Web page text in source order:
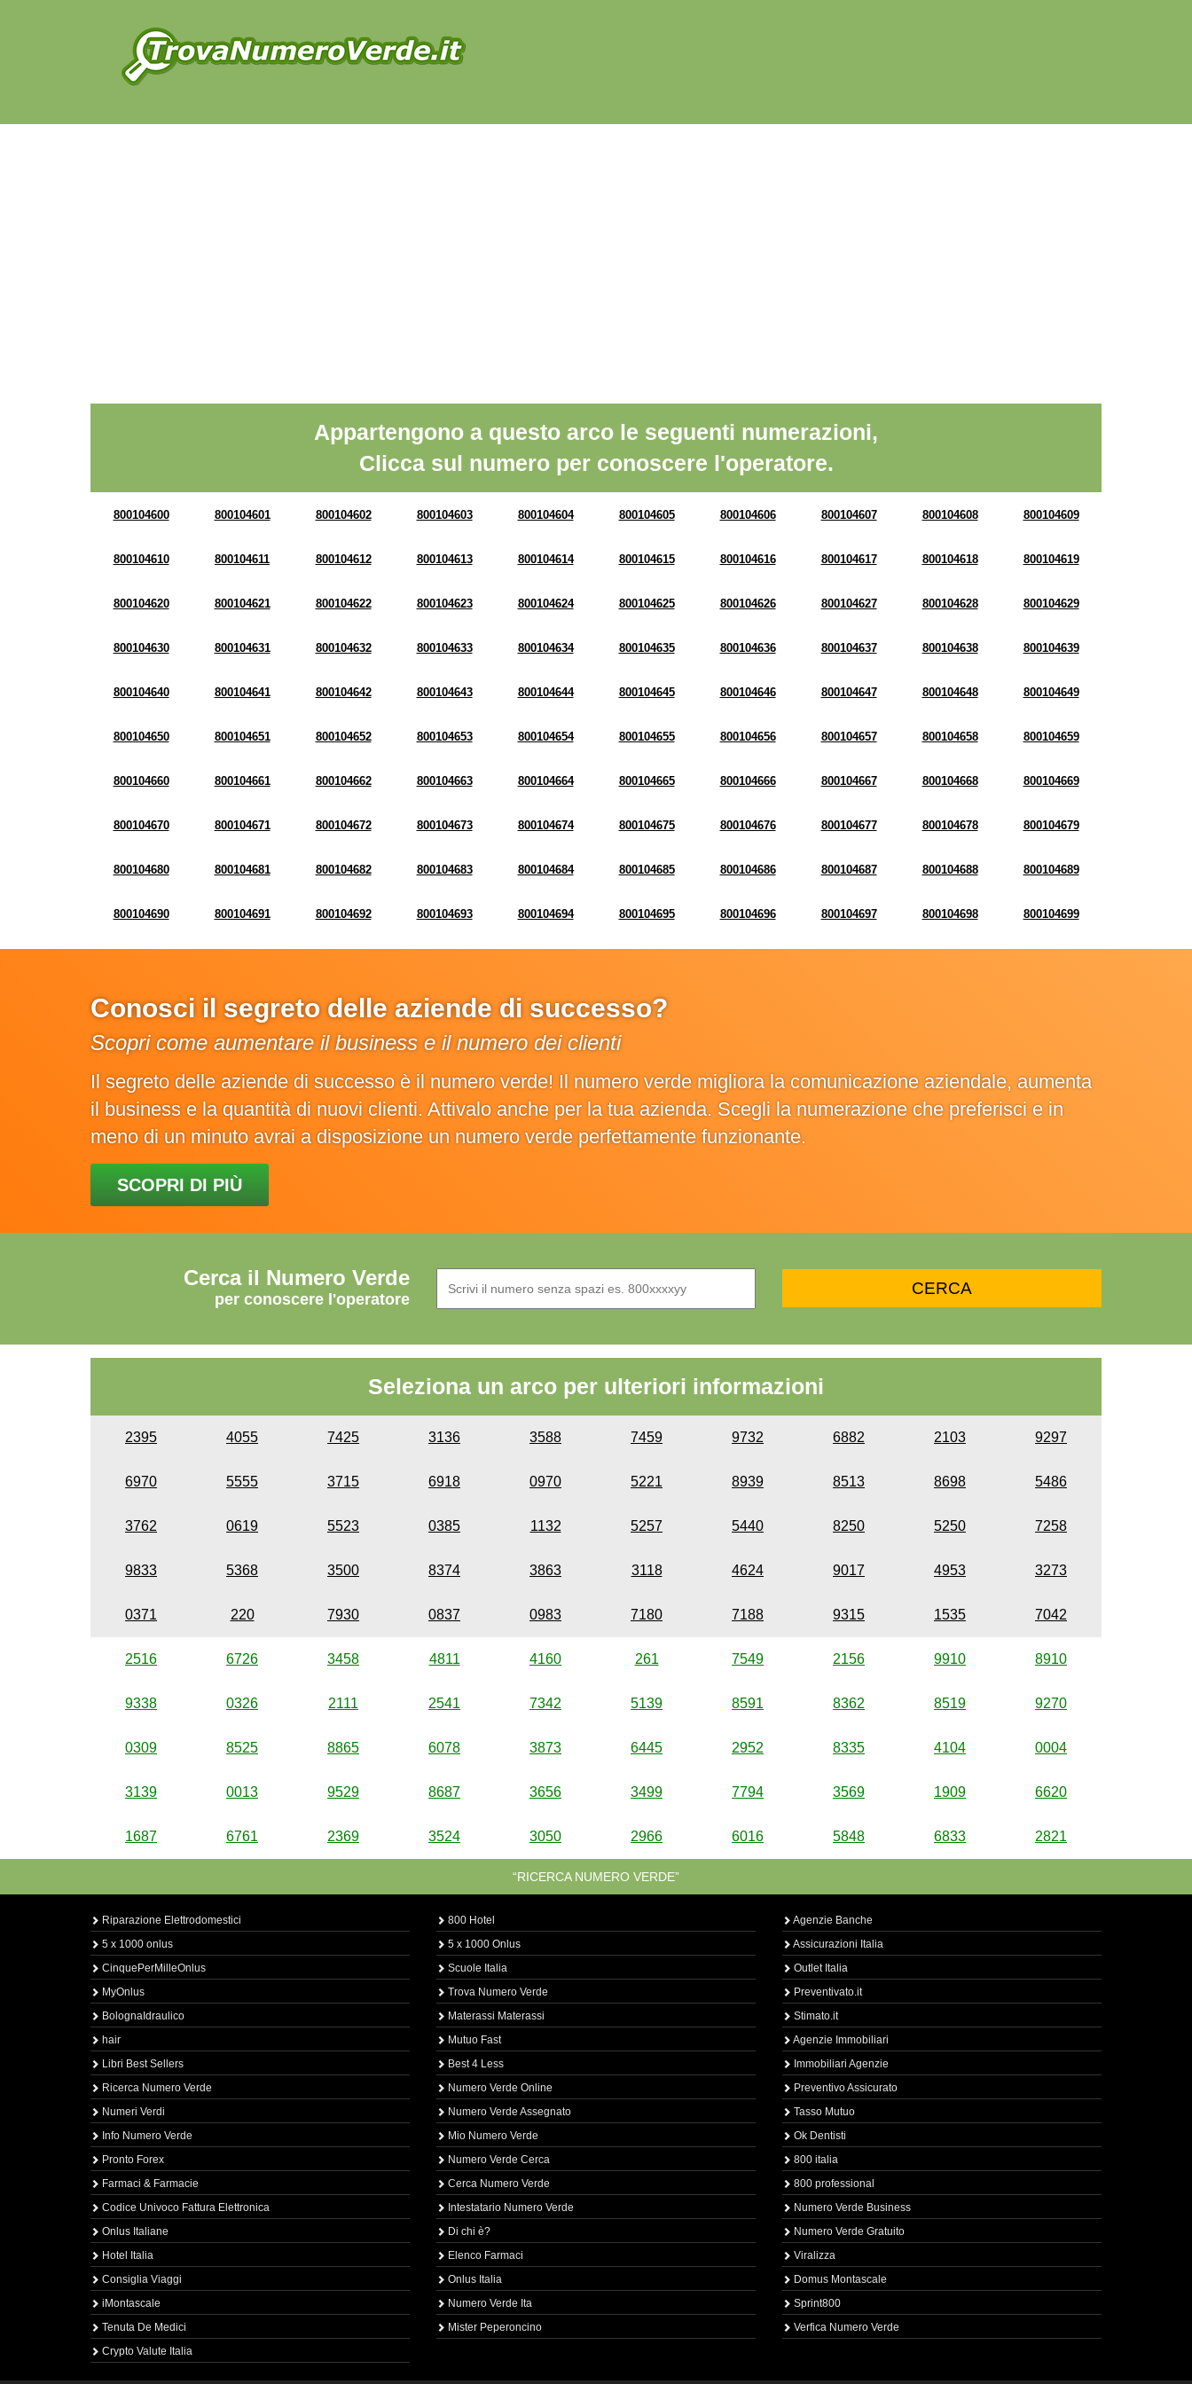
Appartengono a questo arco le seguenti numerazioni,
Clicca sul numero per conoscere l'operatore.
800104600 800104601 800104602 800104603 800104604 800104605 800104606 800104607 800104608 800104609
800104610 800104611 800104612 800104613 800104614 800104615 800104616 800104617 800104618 800104619
800104620 800104621 800104622 800104623 800104624 800104625 800104626 800104627 800104628 800104629
800104630 800104631 800104632 800104633 800104634 800104635 800104636 800104637 800104638 800104639
800104640 800104641 800104642 800104643 800104644 800104645 800104646 800104647 800104648 800104649
800104650 800104651 800104652 800104653 800104654 800104655 800104656 800104657 800104658 800104659
800104660 800104661 800104662 800104663 800104664 800104665 800104666 800104667 800104668 800104669
800104670 800104671 800104672 800104673 800104674 800104675 800104676 800104677 800104678 800104679
800104680 800104681 800104682 800104683 800104684 800104685 800104686 800104687 800104688 800104689
800104690 800104691 800104692 800104693 800104694 800104695 800104696 800104697 800104698 800104699
Conosci il segreto delle aziende di successo?
Scopri come aumentare il business e il numero dei clienti
Il segreto delle aziende di successo è il numero verde! Il numero verde migliora la comunicazione aziendale, aumenta
il business e la quantità di nuovi clienti. Attivalo anche per la tua azienda. Scegli la numerazione che preferisci e in
meno di un minuto avrai a disposizione un numero verde perfettamente funzionante.
SCOPRI DI PIÙ
Cerca il Numero Verde
per conoscere l'operatore
Seleziona un arco per ulteriori informazioni
2395 4055 7425 3136 3588 7459 9732 6882 2103 9297
6970 5555 3715 6918 0970 5221 8939 8513 8698 5486
3762 0619 5523 0385 1132 5257 5440 8250 5250 7258
9833 5368 3500 8374 3863 3118 4624 9017 4953 3273
0371 220 7930 0837 0983 7180 7188 9315 1535 7042
2516 6726 3458 4811 4160 261 7549 2156 9910 8910
9338 0326 2111 2541 7342 5139 8591 8362 8519 9270
0309 8525 8865 6078 3873 6445 2952 8335 4104 0004
3139 0013 9529 8687 3656 3499 7794 3569 1909 6620
1687 6761 2369 3524 3050 2966 6016 5848 6833 2821
“RICERCA NUMERO VERDE”
Riparazione Elettrodomestici
5 x 1000 onlus
CinquePerMilleOnlus
MyOnlus
BolognaIdraulico
hair
Libri Best Sellers
Ricerca Numero Verde
Numeri Verdi
Info Numero Verde
Pronto Forex
Farmaci & Farmacie
Codice Univoco Fattura Elettronica
Onlus Italiane
Hotel Italia
Consiglia Viaggi
iMontascale
Tenuta De Medici
Crypto Valute Italia
800 Hotel
5 x 1000 Onlus
Scuole Italia
Trova Numero Verde
Materassi Materassi
Mutuo Fast
Best 4 Less
Numero Verde Online
Numero Verde Assegnato
Mio Numero Verde
Numero Verde Cerca
Cerca Numero Verde
Intestatario Numero Verde
Di chi è?
Elenco Farmaci
Onlus Italia
Numero Verde Ita
Mister Peperoncino
Agenzie Banche
Assicurazioni Italia
Outlet Italia
Preventivato.it
Stimato.it
Agenzie Immobiliari
Immobiliari Agenzie
Preventivo Assicurato
Tasso Mutuo
Ok Dentisti
800 italia
800 professional
Numero Verde Business
Numero Verde Gratuito
Viralizza
Domus Montascale
Sprint800
Verfica Numero Verde